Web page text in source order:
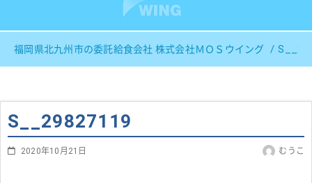
福岡県北九州市の委託給食会社 株式会社ＭＯＳウイング
S__29827119
2020年10月21日 むうこ